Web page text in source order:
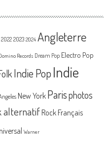
2022 2023 2024 Angleterre
Records Dream Pop Electro Pop
Indie PopIndie
New York Parisphotos
alternatif Rock Français
Warner